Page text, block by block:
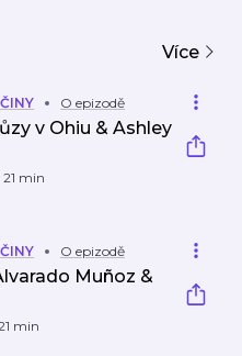
Více
O epizodě
v Ohiu & Ashley
21 min
O epizodě
Muñoz &
min